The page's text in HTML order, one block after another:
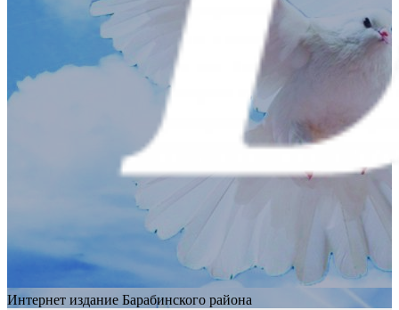
Интернет издание Барабинского района